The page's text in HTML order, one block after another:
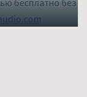
бесплатно без